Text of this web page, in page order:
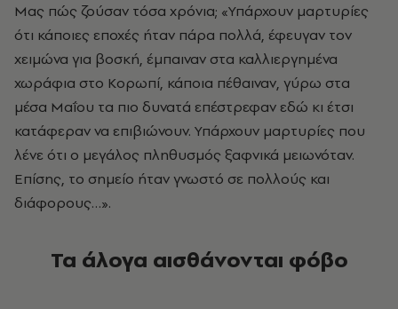
Μας πώς ζούσαν τόσα χρόνια; «Υπάρχουν μαρτυρίες
ότι κάποιες εποχές ήταν πάρα πολλά, έφευγαν τον
χειμώνα για βοσκή, έμπαιναν στα καλλιεργημένα
χωράφια στο Κορωπί, κάποια πέθαιναν, γύρω στα
μέσα Μαΐου τα πιο δυνατά επέστρεφαν εδώ κι έτσι
κατάφεραν να επιβιώνουν. Υπάρχουν μαρτυρίες που
λένε ότι ο μεγάλος πληθυσμός ξαφνικά μειωνόταν.
Επίσης, το σημείο ήταν γνωστό σε πολλούς και
διάφορους…».
Τα άλογα αισθάνονται φόβο